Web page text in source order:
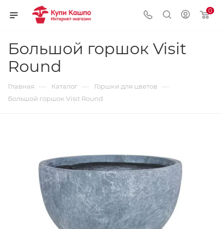
0
Большой горшок Visit
Round
Главная — Каталог — Горшки для цветов —
Большой горшок Visit Round